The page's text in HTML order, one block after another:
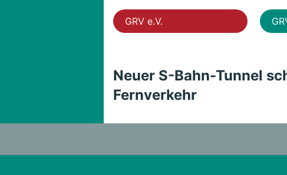
GRV e.V.
Neuer S-Bahn-Tunnel
Fernverkehr